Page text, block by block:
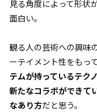
見る角度によって形状
面白い。
観る人の芸術への興味
ーテイメント性をもっ
テムが持っているテク
新たなコラボができて
なあり方だと思う。